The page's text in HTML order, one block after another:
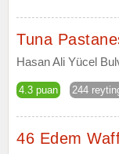
Tuna
Hasan Ali Yücel
4.3 puan 244
46 Edem